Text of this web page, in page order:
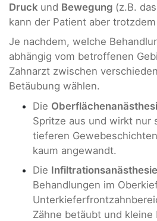
Druck und Bewegung (z.B.
kann der Patient aber
Je nachdem, welche
abhängig vom betroffenen
Zahnarzt zwischen
Betäubung wählen.
Die
Spritze aus und wirkt nur
tieferen
kaum angewandt.
Die Infiltrationsanästhesie
Behandlungen im
Zähne betäubt und kleine